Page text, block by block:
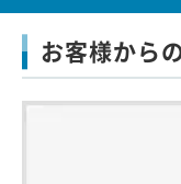
お客様から